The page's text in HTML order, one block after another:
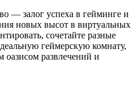
— залог успеха в гейминге и
новых высот в виртуальных
сочетайте разные
геймерскую комнату,
оазисом развлечений и